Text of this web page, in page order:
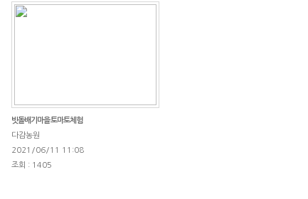
빗돌배기마을 토마토체험
다감농원
2021/06/11 11:08
조회 : 1405